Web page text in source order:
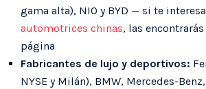
gama alta), NIO y BYD — si te
automotrices chinas, las
página
Fabricantes de lujo y deportivos:
NYSE y Milán), BMW, Mercedes-